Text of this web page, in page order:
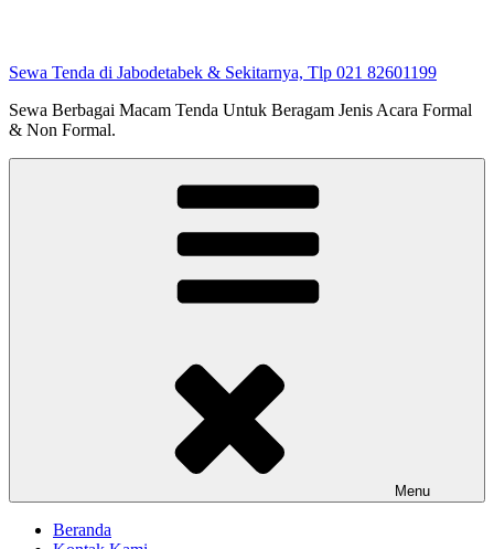
Sewa Tenda di Jabodetabek & Sekitarnya, Tlp 021 82601199
Sewa Berbagai Macam Tenda Untuk Beragam Jenis Acara Formal
& Non Formal.
Menu
Beranda